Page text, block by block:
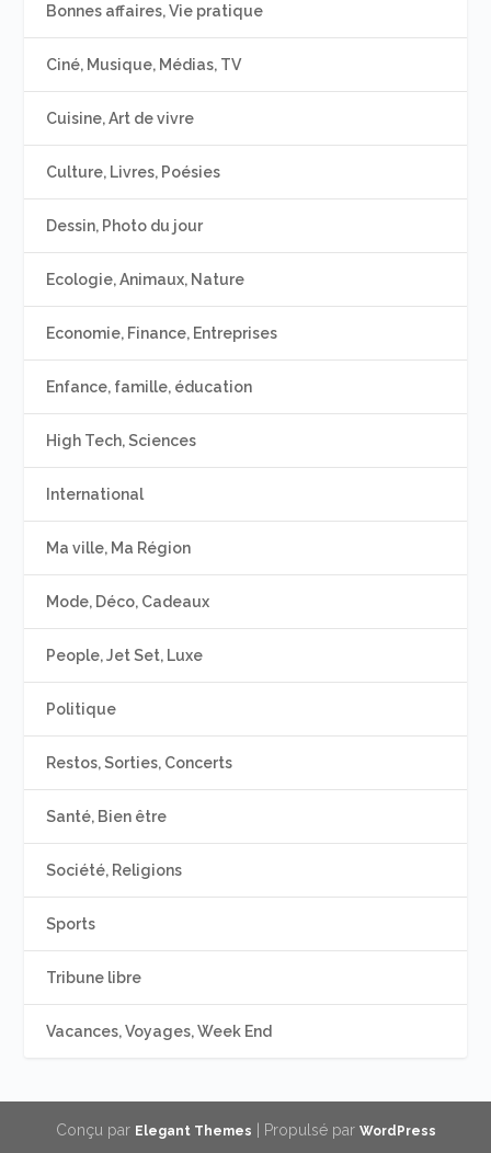
Bonnes affaires, Vie pratique
Ciné, Musique, Médias, TV
Cuisine, Art de vivre
Culture, Livres, Poésies
Dessin, Photo du jour
Ecologie, Animaux, Nature
Economie, Finance, Entreprises
Enfance, famille, éducation
High Tech, Sciences
International
Ma ville, Ma Région
Mode, Déco, Cadeaux
People, Jet Set, Luxe
Politique
Restos, Sorties, Concerts
Santé, Bien être
Société, Religions
Sports
Tribune libre
Vacances, Voyages, Week End
Conçu par Elegant Themes | Propulsé par WordPress